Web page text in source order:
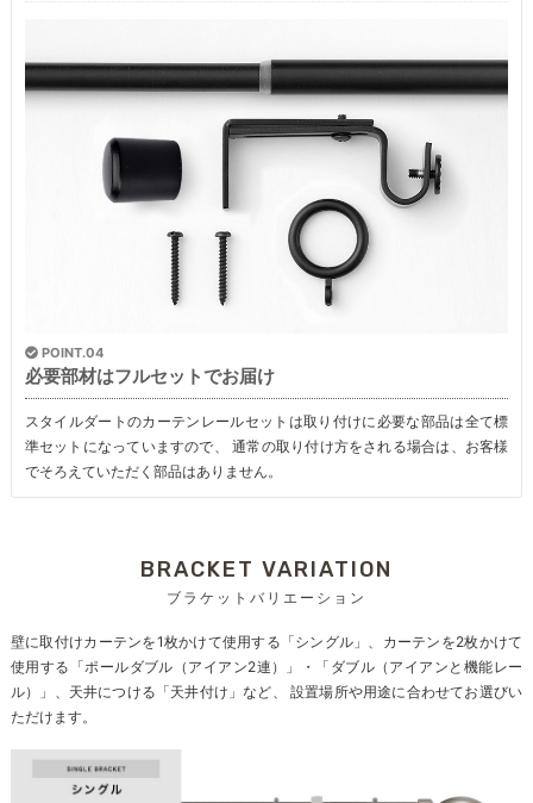
POINT.04
必要部材はフルセットでお届け
スタイルダートのカーテンレールセットは取り付けに必要な部品は全て標
準セットになっていますので、 通常の取り付け方をされる場合は、お客様
でそろえていただく部品はありません。
BRACKET VARIATION
ブラケットバリエーション
壁に取付けカーテンを1枚かけて使用する「シングル」、カーテンを2枚かけて
使用する「ポールダブル（アイアン2連）」・「ダブル（アイアンと機能レー
ル）」、天井につける「天井付け」など、 設置場所や用途に合わせてお選びい
ただけます。